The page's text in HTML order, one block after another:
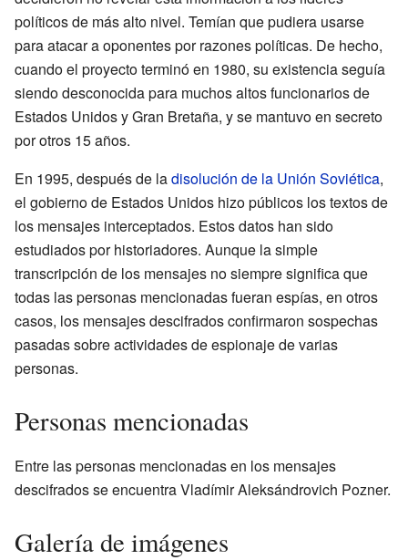
políticos de más alto nivel. Temían que pudiera usarse
para atacar a oponentes por razones políticas. De hecho,
cuando el proyecto terminó en 1980, su existencia seguía
siendo desconocida para muchos altos funcionarios de
Estados Unidos y Gran Bretaña, y se mantuvo en secreto
por otros 15 años.
En 1995, después de ladisolución de la Unión Soviética,
el gobierno de Estados Unidos hizo públicos los textos de
los mensajes interceptados. Estos datos han sido
estudiados por historiadores. Aunque la simple
transcripción de los mensajes no siempre significa que
todas las personas mencionadas fueran espías, en otros
casos, los mensajes descifrados confirmaron sospechas
pasadas sobre actividades de espionaje de varias
personas.
Personas mencionadas
Entre las personas mencionadas en los mensajes
descifrados se encuentra Vladímir Aleksándrovich Pozner.
Galería de imágenes